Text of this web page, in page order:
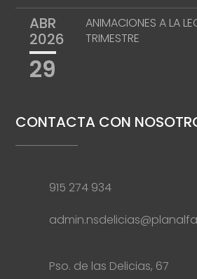
ABR
2026
29
ANIMACIONES A LA
TRIMESTRE
CONTACTA CON
915 274 934
Pso. de las Delicias, 67